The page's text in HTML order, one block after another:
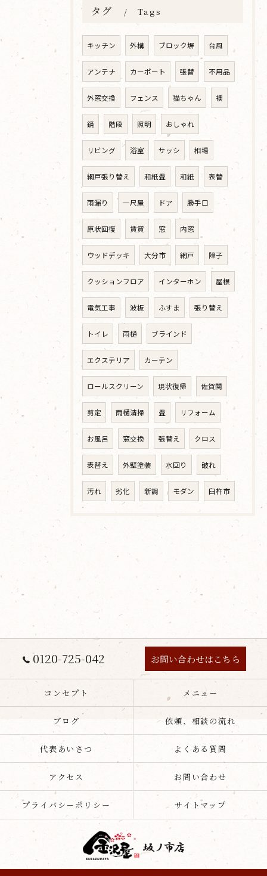
タグ Tags
キッチン 外構 ブロック塀 台風
アンテナ カーポート 張替 不用品
外窓交換 フェンス 猫ちゃん 襖
鏡 階段 照明 おしゃれ
リビング 浴室 サッシ 相場
網戸張り替え 和紙畳 和紙 表替
雨漏り 一尺屋 ドア 勝手口
原状回復 賃貸 窓 内窓
ウッドデッキ 大分市 網戸 障子
クッションフロア インターホン 屋根
電気工事 波板 ふすま 張り替え
トイレ 雨樋 ブラインド
エクステリア カーテン
ロールスクリーン 現状復帰 佐賀関
剪定 雨樋清掃 畳 リフォーム
お風呂 窓交換 張替え クロス
表替え 外壁塗装 水回り 破れ
汚れ 劣化 新調 モダン 臼杵市
0120-725-042 お問い合わせはこちら
コンセプト メニュー
ブログ 依頼、相談の流れ
代表あいさつ よくある質問
アクセス お問い合わせ
プライバシーポリシー サイトマップ